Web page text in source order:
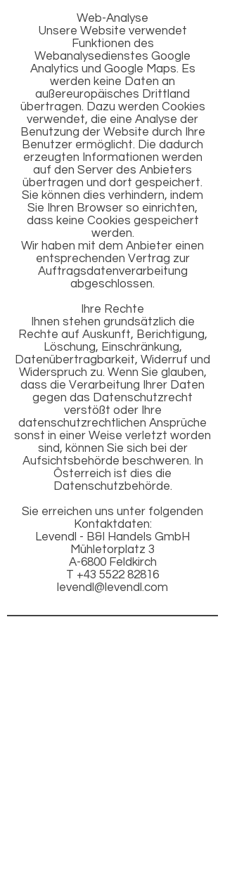
Web-Analyse
Unsere Website verwendet
Funktionen des
Webanalysedienstes Google
Analytics und Google Maps. Es
werden keine Daten an
außereuropäisches Drittland
übertragen. Dazu werden Cookies
verwendet, die eine Analyse der
Benutzung der Website durch Ihre
Benutzer ermöglicht. Die dadurch
erzeugten Informationen werden
auf den Server des Anbieters
übertragen und dort gespeichert.
Sie können dies verhindern, indem
Sie Ihren Browser so einrichten,
dass keine Cookies gespeichert
werden.
Wir haben mit dem Anbieter einen
entsprechenden Vertrag zur
Auftragsdatenverarbeitung
abgeschlossen.
Ihre Rechte
Ihnen stehen grundsätzlich die
Rechte auf Auskunft, Berichtigung,
Löschung, Einschränkung,
Datenübertragbarkeit, Widerruf und
Widerspruch zu. Wenn Sie glauben,
dass die Verarbeitung Ihrer Daten
gegen das Datenschutzrecht
verstößt oder Ihre
datenschutzrechtlichen Ansprüche
sonst in einer Weise verletzt worden
sind, können Sie sich bei der
Aufsichtsbehörde beschweren. In
Österreich ist dies die
Datenschutzbehörde.
Sie erreichen uns unter folgenden
Kontaktdaten:
Levendl - B&I Handels GmbH
Mühletorplatz 3
A-6800 Feldkirch
T +43 5522 82816
levendl@levendl.com